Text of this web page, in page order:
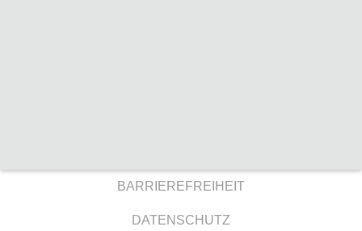
BARRIEREFREIHEIT
DATENSCHUTZ